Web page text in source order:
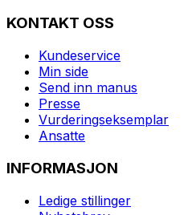
KONTAKT OSS
Kundeservice
Min side
Send inn manus
Presse
Vurderingseksemplar
Ansatte
INFORMASJON
Ledige stillinger